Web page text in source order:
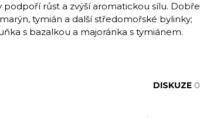
růst a zvýší aromatickou sílu. Dobře
tymián a další středomořské bylinky;
s bazalkou a majoránka s tymiánem.
DISKUZE 0